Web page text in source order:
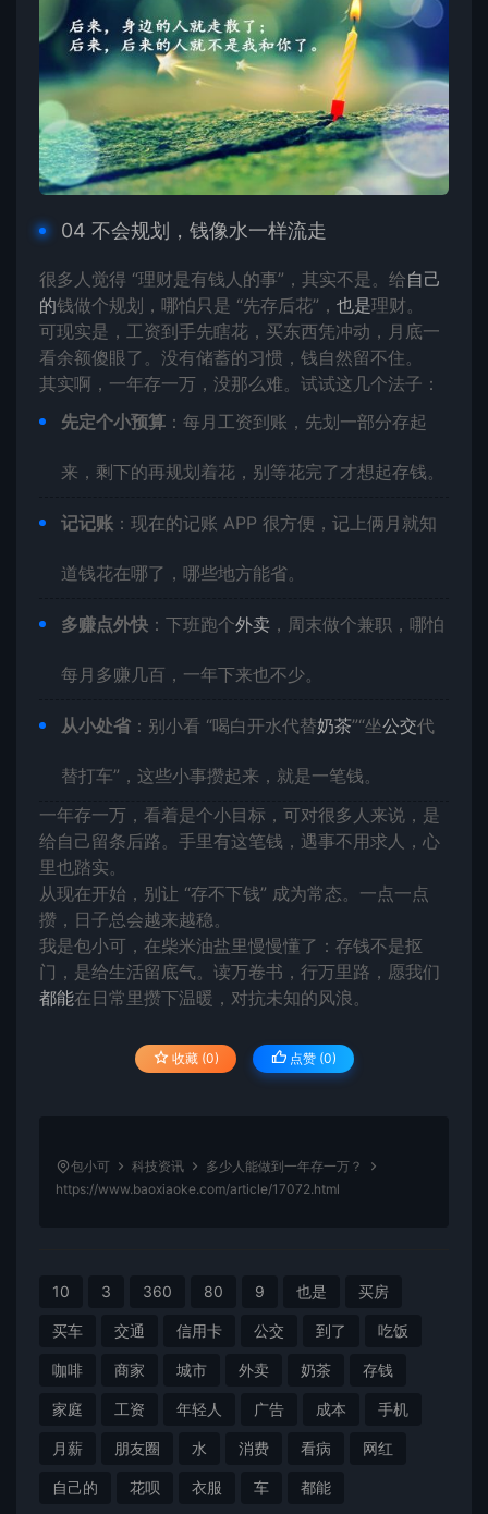
04 不会规划，钱像水一样流走
很多人觉得 “理财是有钱人的事”，其实不是。给自己
的钱做个规划，哪怕只是 “先存后花”， 也是理财。
可现实是，工资到手先瞎花，买东西凭冲动，月底一
看余额傻眼了。没有储蓄的习惯，钱自然留不住。
其实啊，一年存一万，没那么难。试试这几个法子：
先定个小预算 ：每月工资到账，先划一部分存起
来，剩下的再规划着花，别等花完了才想起存钱。
记记账 ：现在的记账 APP 很方便，记上俩月就知
道钱花在哪了，哪些地方能省。
多赚点外快 ：下班跑个外卖 ，周末做个兼职，哪怕
每月多赚几百，一年下来也不少。
从小处省 ：别小看 “喝白开水代替奶茶”“坐公交代
替打车”，这些小事攒起来，就是一笔钱。
一年存一万，看着是个小目标，可对很多人来说，是
给自己留条后路。手里有这笔钱，遇事不用求人，心
里也踏实。
从现在开始，别让 “存不下钱” 成为常态。一点一点
攒，日子总会越来越稳。
我是包小可，在柴米油盐里慢慢懂了：存钱不是抠
门，是给生活留底气。读万卷书，行万里路，愿我们
都能在日常里攒下温暖，对抗未知的风浪。
收藏 (0) 点赞 (0)
包小可 科技资讯
多少人能做到一年存一万？
https://www.baoxiaoke.com/article/17072.html
10 3 360 80 9 也是 买房
买车 交通 信用卡 公交 到了 吃饭
咖啡 商家 城市 外卖 奶茶 存钱
家庭 工资 年轻人 广告 成本 手机
月薪 朋友圈 水 消费 看病 网红
自己的 花呗 衣服 车 都能